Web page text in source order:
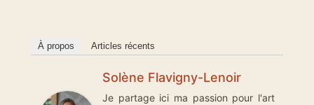
À propos Articles récents
Solène Flavigny-Lenoir
Je partage ici ma passion pour l'art